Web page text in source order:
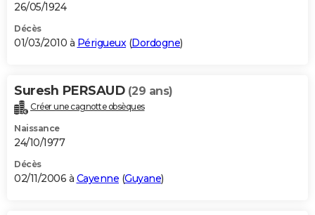
26/05/1924
Décès
01/03/2010 à Périgueux(Dordogne)
Suresh PERSAUD (29 ans)
Créer une cagnotte obsèques
Naissance
24/10/1977
Décès
02/11/2006 à Cayenne (Guyane)